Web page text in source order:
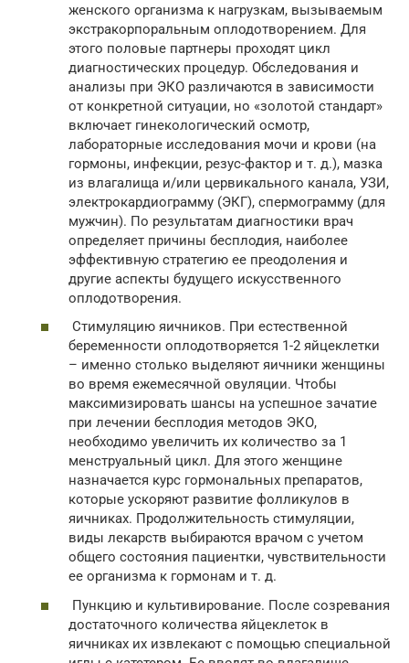
женского организма к нагрузкам, вызываемым
экстракорпоральным оплодотворением. Для
этого половые партнеры проходят цикл
диагностических процедур. Обследования и
анализы при ЭКО различаются в зависимости
от конкретной ситуации, но «золотой стандарт»
включает гинекологический осмотр,
лабораторные исследования мочи и крови (на
гормоны, инфекции, резус-фактор и т. д.), мазка
из влагалища и/или цервикального канала, УЗИ,
электрокардиограмму (ЭКГ), спермограмму (для
мужчин). По результатам диагностики врач
определяет причины бесплодия, наиболее
эффективную стратегию ее преодоления и
другие аспекты будущего искусственного
оплодотворения.
Стимуляцию яичников. При естественной
беременности оплодотворяется 1-2 яйцеклетки
– именно столько выделяют яичники женщины
во время ежемесячной овуляции. Чтобы
максимизировать шансы на успешное зачатие
при лечении бесплодия методов ЭКО,
необходимо увеличить их количество за 1
менструальный цикл. Для этого женщине
назначается курс гормональных препаратов,
которые ускоряют развитие фолликулов в
яичниках. Продолжительность стимуляции,
виды лекарств выбираются врачом с учетом
общего состояния пациентки, чувствительности
ее организма к гормонам и т. д.
Пункцию и культивирование. После созревания
достаточного количества яйцеклеток в
яичниках их извлекают с помощью специальной